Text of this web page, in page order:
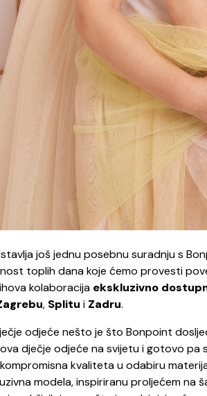
još jednu posebnu suradnju s
toplih dana koje ćemo provesti
kolaboracija ekskluzivno
, Splitu i Zadru.
odjeće nešto je što Bonpoint
dječje odjeće na svijetu i gotovo pa
kvaliteta u odabiru
modela, inspiriranu proljećem na